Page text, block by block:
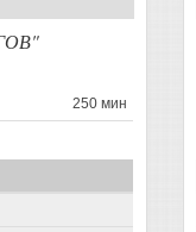
250 мин